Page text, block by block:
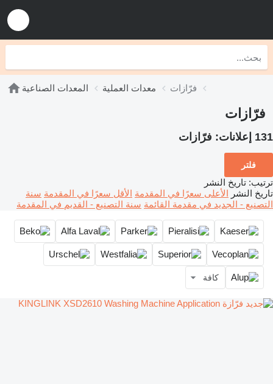
المعدات الصناعية معدات العملية فرّازات
فرّازات
131 إعلانات: فرّازات
فلتر
ترتيب: تاريخ النشر
تاريخ النشر الأعلى سعرًا في المقدمة الأقل سعرًا في المقدمة سنة
التصنيع - الجديد في مقدمة القائمة سنة التصنيع - القديم في المقدمة
كافة